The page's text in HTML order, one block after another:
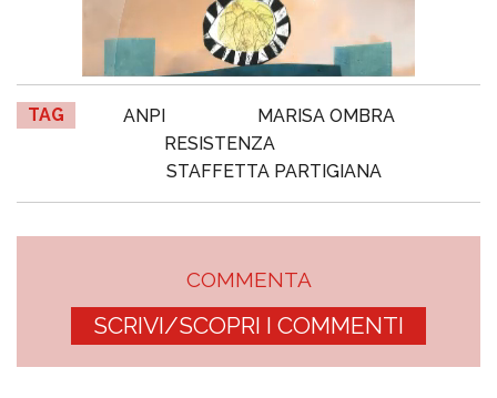
TAG ANPI
MARISA OMBRA
RESISTENZA
STAFFETTA PARTIGIANA
COMMENTA
SCRIVI/SCOPRI I COMMENTI